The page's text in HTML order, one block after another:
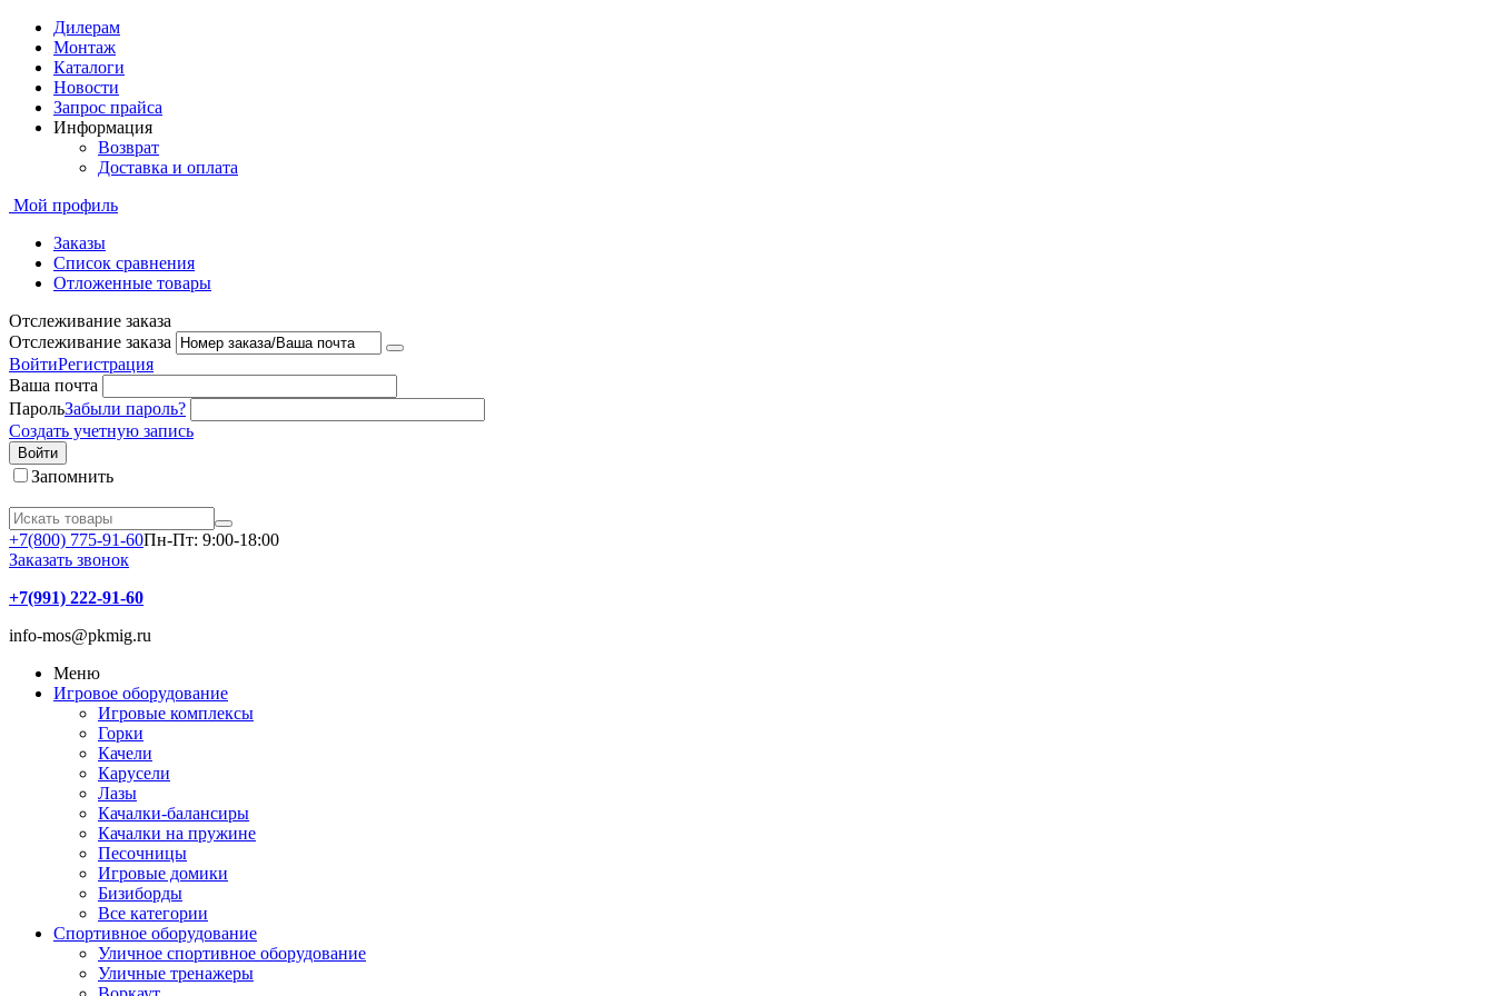
Дилерам
Монтаж
Каталоги
Новости
Запрос прайса
Информация
Возврат
Доставка и оплата
Мой профиль
Заказы
Список сравнения
Отложенные товары
Отслеживание заказа
Отслеживание заказа
ВойтиРегистрация
Ваша почта
ПарольЗабыли пароль?
Создать учетную запись
Войти
Запомнить
+7(800) 775-91-60Пн-Пт: 9:00-18:00
Заказать звонок
+7(991) 222-91-60
info-mos@pkmig.ru
Меню
Игровое оборудование
Игровые комплексы
Горки
Качели
Карусели
Лазы
Качалки-балансиры
Качалки на пружине
Песочницы
Игровые домики
Бизиборды
Все категории
Спортивное оборудование
Уличное спортивное оборудование
Уличные тренажеры